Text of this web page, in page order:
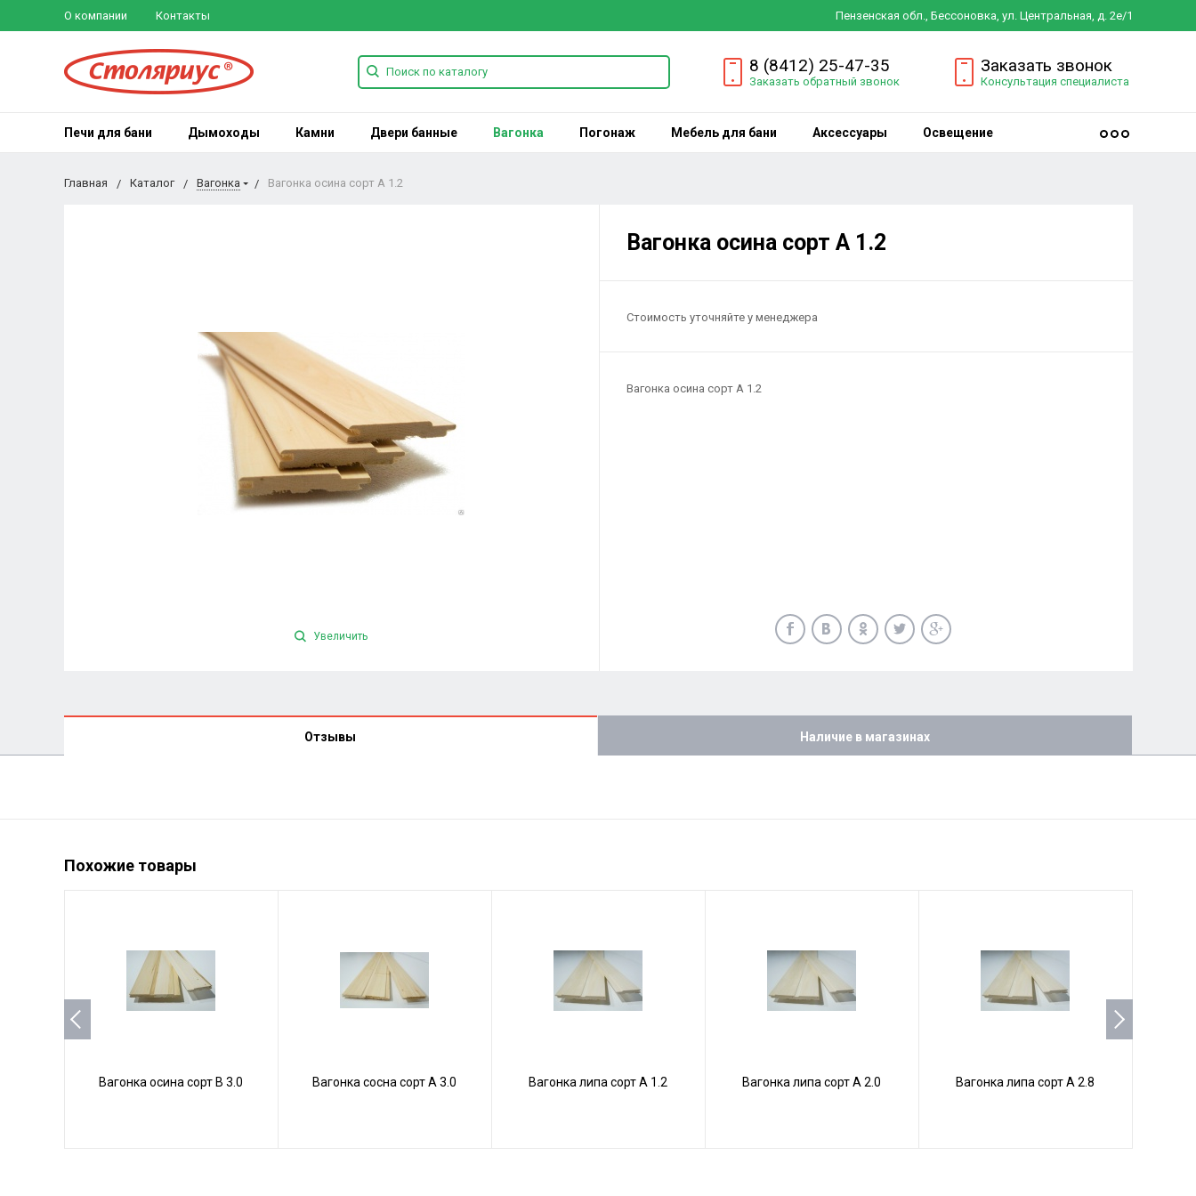
О компании Контакты Пензенская обл., Бессоновка, ул. Центральная, д. 2е/1
8 (8412) 25-47-35
Заказать обратный звонок
Заказать звонок
Консультация специалиста
Печи для бани Дымоходы Камни Двери банные Вагонка Погонаж Мебель для бани Аксессуары Освещение
Главная Каталог Вагонка Вагонка осина сорт А 1.2
Увеличить
Вагонка осина сорт А 1.2
Стоимость уточняйте у менеджера
Вагонка осина сорт А 1.2
Отзывы Наличие в магазинах
Похожие товары
Вагонка осина сорт В 3.0 Вагонка сосна сорт А 3.0 Вагонка липа сорт А 1.2 Вагонка липа сорт А 2.0 Вагонка липа сорт А 2.8